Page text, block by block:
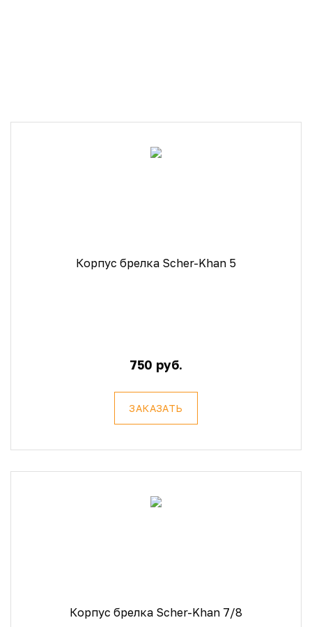
Корпус брелка Scher-Khan 5
750 руб.
ЗАКАЗАТЬ
Корпус брелка Scher-Khan 7/8